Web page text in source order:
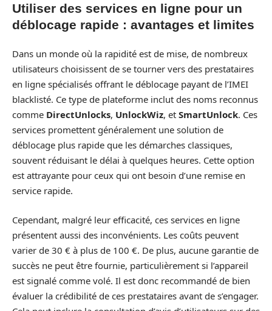
Utiliser des services en ligne pour un
déblocage rapide : avantages et limites
Dans un monde où la rapidité est de mise, de nombreux
utilisateurs choisissent de se tourner vers des prestataires
en ligne spécialisés offrant le déblocage payant de l’IMEI
blacklisté. Ce type de plateforme inclut des noms reconnus
comme DirectUnlocks, UnlockWiz, et SmartUnlock. Ces
services promettent généralement une solution de
déblocage plus rapide que les démarches classiques,
souvent réduisant le délai à quelques heures. Cette option
est attrayante pour ceux qui ont besoin d’une remise en
service rapide.
Cependant, malgré leur efficacité, ces services en ligne
présentent aussi des inconvénients. Les coûts peuvent
varier de 30 € à plus de 100 €. De plus, aucune garantie de
succès ne peut être fournie, particulièrement si l’appareil
est signalé comme volé. Il est donc recommandé de bien
évaluer la crédibilité de ces prestataires avant de s’engager.